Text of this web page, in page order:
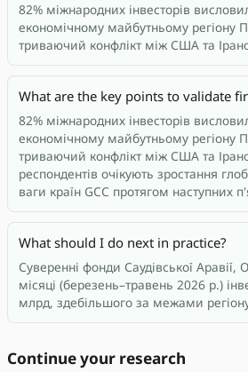
82% міжнародних інвесторів
економічному майбутньому регіону
триваючий конфлікт між США та
What are the key points to validate
82% міжнародних інвесторів
економічному майбутньому регіону
триваючий конфлікт між США та
респондентів очікують зростання
ваги країн GCC протягом наступних
What should I do next in practice?
Суверенні фонди Саудівської Аравії,
місяці (березень–травень 2026 р.)
млрд, здебільшого за межами
Continue your research